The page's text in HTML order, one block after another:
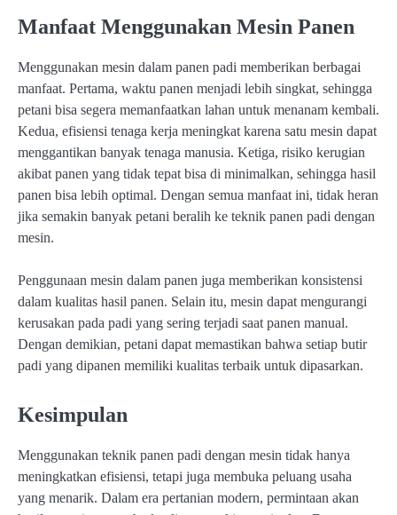
Manfaat Menggunakan Mesin Panen
Menggunakan mesin dalam panen padi memberikan berbagai
manfaat. Pertama, waktu panen menjadi lebih singkat, sehingga
petani bisa segera memanfaatkan lahan untuk menanam kembali.
Kedua, efisiensi tenaga kerja meningkat karena satu mesin dapat
menggantikan banyak tenaga manusia. Ketiga, risiko kerugian
akibat panen yang tidak tepat bisa di minimalkan, sehingga hasil
panen bisa lebih optimal. Dengan semua manfaat ini, tidak heran
jika semakin banyak petani beralih ke teknik panen padi dengan
mesin.
Penggunaan mesin dalam panen juga memberikan konsistensi
dalam kualitas hasil panen. Selain itu, mesin dapat mengurangi
kerusakan pada padi yang sering terjadi saat panen manual.
Dengan demikian, petani dapat memastikan bahwa setiap butir
padi yang dipanen memiliki kualitas terbaik untuk dipasarkan.
Kesimpulan
Menggunakan teknik panen padi dengan mesin tidak hanya
meningkatkan efisiensi, tetapi juga membuka peluang usaha
yang menarik. Dalam era pertanian modern, permintaan akan